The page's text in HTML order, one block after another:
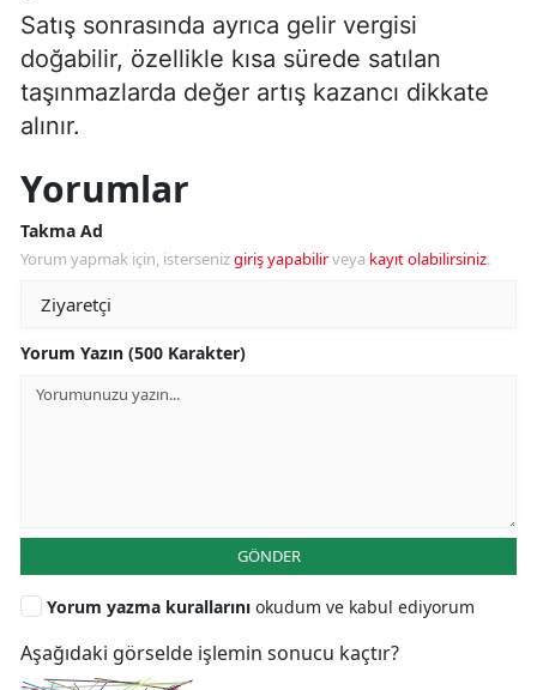
Satış sonrasında ayrıca gelir vergisi
doğabilir, özellikle kısa sürede satılan
taşınmazlarda değer artış kazancı dikkate
alınır.
Yorumlar
Takma Ad
Yorum yapmak için, istersenizgiriş yapabilirveya kayıt olabilirsiniz.
Yorum Yazın (500 Karakter)
GÖNDER
Yorum yazma kurallarını okudum ve kabul ediyorum
Aşağıdaki görselde işlemin sonucu kaçtır?